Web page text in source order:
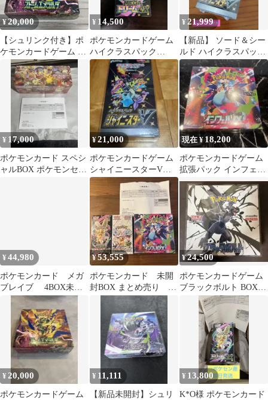
¥20,000
【シュリンク付き】ポ
ケモンカードゲーム ス
トームエメラルド BOX
シュリンク付き
¥ 14,500
ポケモンカードゲーム
ハイクラスパック
MEGA ドリームex BOX
¥ 21,999
【新品】 ソード＆シー
ルド ハイクラスパック
シャイニースターV シ
ュリンク付き
¥ 17,000
ポケモンカード スペシ
ャルBOX ポケモンセン
¥21,000
ポケモンカードゲーム
シャイニースターV
BOX シュリンク付き
現在 ¥18,200
ポケモンカードゲーム
拡張パック インフェル
ノX BOX
¥44,980
ポケモンカード メガ
ブレイブ 4BOX未開
封 シュリンク付き
¥53,555
ポケモンカード 未開
封BOX まとめ売り シ
ュリンク付き
¥24,500
ポケモンカードゲーム
ブラックボルト BOX
シュリンク付き
¥ 20,000
ポケモンカードゲーム
¥ 11,111
【新品未開封】シュリ
¥ 13,800
K*O様 ポケモンカード